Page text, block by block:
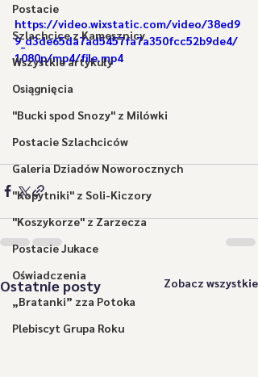
Postacie
Szlachcice z Kamesznicy
Wszystkie artykuły
Osiągnięcia
"Bucki spod Snozy" z Milówki
Postacie Szlachciców
Galeria Dziadów Noworocznych
"Kopytniki" z Soli-Kiczory
"Koszykorze" z Zarzecza
Postacie Jukace
Oświadczenia
„Bratanki” zza Potoka
Plebiscyt Grupa Roku
https://video.wixstatic.com/video/38ed9
9_d3de65da7ad5457fa7a350fcc52b9de4/
1080p/mp4/file.mp4
Ostatnie posty Zobacz wszystkie